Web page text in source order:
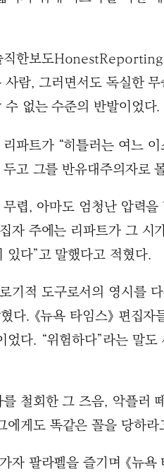
한보도
람, 그러면서도 독실한
없는 수준의 반발이었다.
파트가 “히틀러는 여느
고 그를 반유대주의자로
렵, 아마도 엄청난 압력
자 주에는 리파트가 그 시
다”고 말했다고 적혔다.
기적 도구로서의 영시를
다. 《뉴욕 타임스》 편집
다. “위험하다”라는 말
를 철회한 그 즈음, 악플
에게도 똑같은 꼴을 당하
자 팔라펠을 즐기며 《뉴